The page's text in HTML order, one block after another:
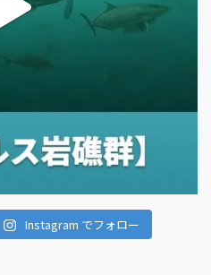
Instagram でフォロー